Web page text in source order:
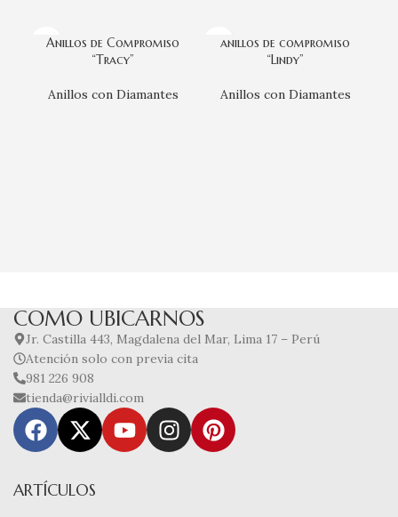
Anillos de Compromiso
“Tracy”
Anillos con Diamantes
anillos de compromiso
“Lindy”
Anillos con Diamantes
COMO UBICARNOS
Jr. Castilla 443, Magdalena del Mar, Lima 17 – Perú
Atención solo con previa cita
981 226 908
tienda@rivialldi.com
ARTÍCULOS